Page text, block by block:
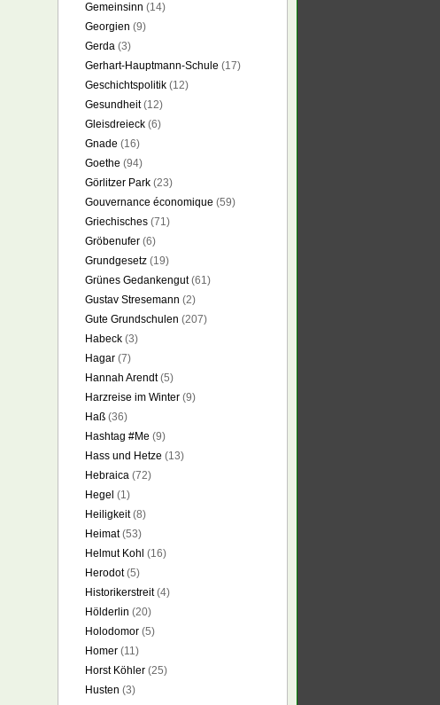
Gemeinsinn (14)
Georgien (9)
Gerda (3)
Gerhart-Hauptmann-Schule (17)
Geschichtspolitik (12)
Gesundheit(12)
Gleisdreieck (6)
Gnade (16)
Goethe (94)
Görlitzer Park (23)
Gouvernance économique (59)
Griechisches (71)
Gröbenufer (6)
Grundgesetz (19)
Grünes Gedankengut(61)
Gustav Stresemann (2)
Gute Grundschulen (207)
Habeck (3)
Hagar (7)
Hannah Arendt(5)
Harzreise im Winter (9)
Haß (36)
Hashtag #Me (9)
Hass und Hetze (13)
Hebraica (72)
Hegel (1)
Heiligkeit(8)
Heimat(53)
Helmut Kohl (16)
Herodot(5)
Historikerstreit(4)
Hölderlin (20)
Holodomor (5)
Homer (11)
Horst Köhler (25)
Husten (3)